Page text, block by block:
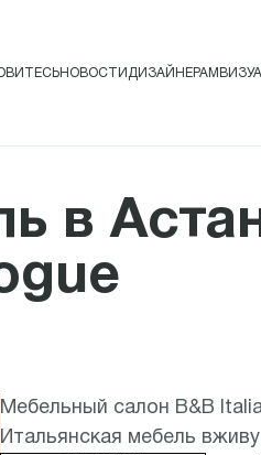
НОВОСТИ ДИЗАЙНЕРАМ
в
Мебельный салон B&B
Итальянская мебель